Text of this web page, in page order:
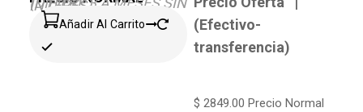
INTERÉS)
Añadir Al Carrito
(Efectivo-
transferencia)
$ 2849.00 Precio Normal